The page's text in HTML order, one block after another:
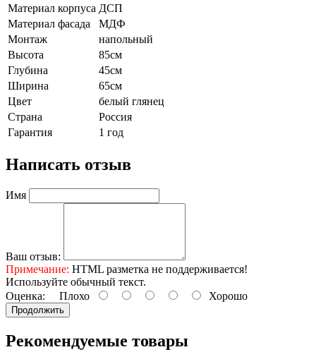
Материал корпуса ДСП
Материал фасада
МДФ
Монтаж
напольный
Высота
85см
Глубина
45см
Ширина
65см
Цвет
белый глянец
Страна
Россия
Гарантия
1 год
Написать отзыв
Имя
Ваш отзыв:
Примечание: HTML разметка не поддерживается!
Используйте обычный текст.
Оценка: Плохо Хорошо
Продолжить
Рекомендуемые товары